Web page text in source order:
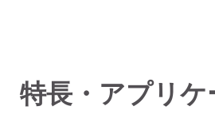
特長・アプリケ